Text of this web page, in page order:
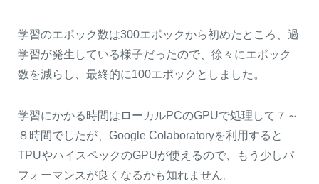
学習のエポック数は300エポックから初めたところ、過
学習が発生している様子だったので、徐々にエポック
数を減らし、最終的に100エポックとしました。
学習にかかる時間はローカルPCのGPUで処理して７～
８時間でしたが、Google Colaboratoryを利用すると
TPUやハイスペックのGPUが使えるので、もう少しパ
フォーマンスが良くなるかも知れません。